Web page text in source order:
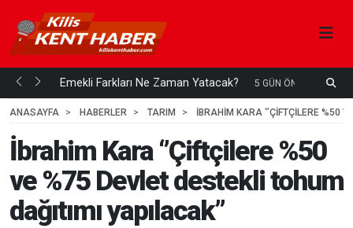
mi... Emekli Farkları Ne Zaman Yatacak? 5 GÜN ÖNCE
ANASAYFA
HABERLER TARIM İBRAHIM KARA ‘’ÇIFTÇILERE %50
İbrahim Kara ‘’Çiftçilere %50
ve %75 Devlet destekli tohum
dağıtımı yapılacak’’